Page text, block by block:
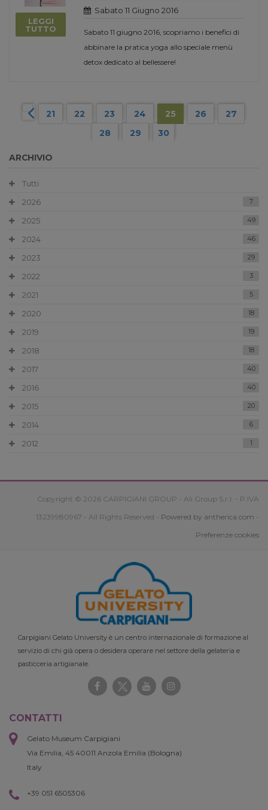
LEGGI
TUTTO
Sabato 11 Giugno 2016
Sabato 11 giugno 2016, scopriamo i benefici di
abbinare la pratica yoga allo speciale menù
detox dedicato al bellessere!
21 22 23 24 25 26
27
28
29 30
ARCHIVIO
Tutti
2026
7
2025 49
2024 46
2023 29
2022 3
2021 5
2020 18
2019 19
2018 18
2017 40
2016 40
2015 20
2014 6
2012 1
Copyright © 2026 CARPIGIANI GROUP - Ali Group S.r.l. - P.IVA
13239980967 - All Rights Reserved - Powered by antherica.com -
Preferenze cookies
Carpigiani Gelato University è un centro internazionale di formazione al
servizio di chi già opera o desidera operare nel settore della gelateria e
pasticceria artigianale.
CONTATTI
Gelato Museum Carpigiani
Via Emilia, 45 40011 Anzola Emilia (Bologna)
Italy
+39 051 6505306